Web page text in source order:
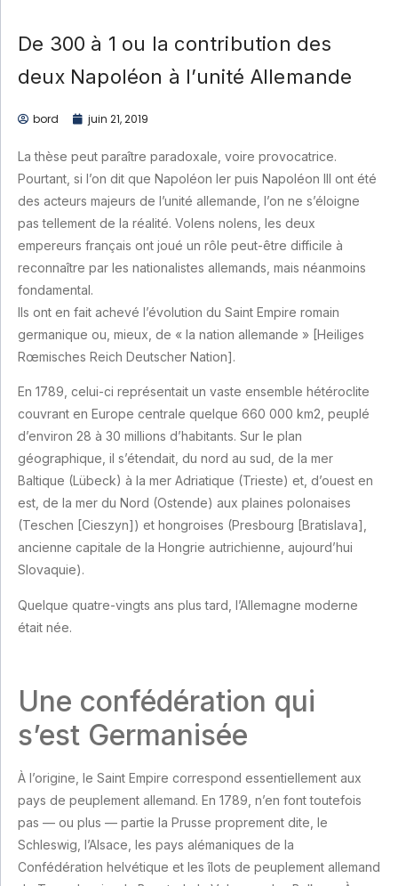
De 300 à 1 ou la contribution des
deux Napoléon à l’unité Allemande
bord juin 21, 2019
La thèse peut paraître paradoxale, voire provocatrice.
Pourtant, si l’on dit que Napoléon Ier puis Napoléon III ont été
des acteurs majeurs de l’unité allemande, l’on ne s’éloigne
pas tellement de la réalité. Volens nolens, les deux
empereurs français ont joué un rôle peut-être difficile à
reconnaître par les nationalistes allemands, mais néanmoins
fondamental.
Ils ont en fait achevé l’évolution du Saint Empire romain
germanique ou, mieux, de « la nation allemande » [Heiliges
Rœmisches Reich Deutscher Nation].
En 1789, celui-ci représentait un vaste ensemble hétéroclite
couvrant en Europe centrale quelque 660 000 km2, peuplé
d’environ 28 à 30 millions d’habitants. Sur le plan
géographique, il s’étendait, du nord au sud, de la mer
Baltique (Lübeck) à la mer Adriatique (Trieste) et, d’ouest en
est, de la mer du Nord (Ostende) aux plaines polonaises
(Teschen [Cieszyn]) et hongroises (Presbourg [Bratislava],
ancienne capitale de la Hongrie autrichienne, aujourd’hui
Slovaquie).
Quelque quatre-vingts ans plus tard, l’Allemagne moderne
était née.
Une confédération qui
s’est Germanisée
À l’origine, le Saint Empire correspond essentiellement aux
pays de peuplement allemand. En 1789, n’en font toutefois
pas — ou plus — partie la Prusse proprement dite, le
Schleswig, l’Alsace, les pays alémaniques de la
Confédération helvétique et les îlots de peuplement allemand